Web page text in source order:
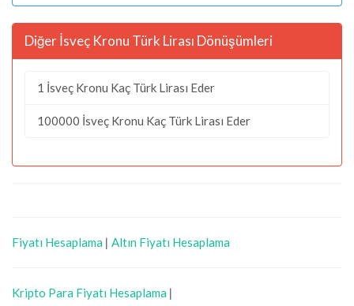
Diğer İsveç Kronu Türk Lirası Dönüşümleri
1 İsveç Kronu Kaç Türk Lirası Eder
100000 İsveç Kronu Kaç Türk Lirası Eder
Fiyatı Hesaplama | Altın Fiyatı Hesaplama
Kripto Para Fiyatı Hesaplama |